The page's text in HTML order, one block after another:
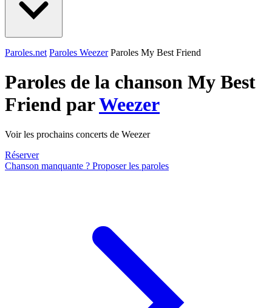
Paroles.net Paroles Weezer Paroles My Best Friend
Paroles de la chanson My Best
Friend parWeezer
Voir les prochains concerts de Weezer
Réserver
Chanson manquante ? Proposer les paroles